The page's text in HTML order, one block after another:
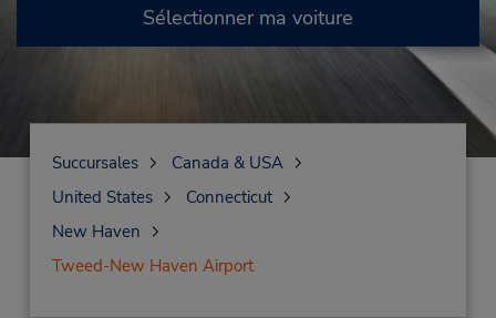
Sélectionner ma voiture
Succursales
Canada & USA
United States
Connecticut
New Haven
Tweed-New Haven Airport